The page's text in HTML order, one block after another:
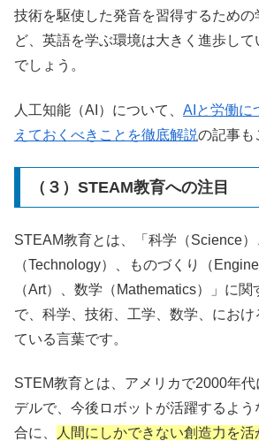
技術を駆使した発音を習得するため
ど、英語を学ぶ環境は大きく進歩し
でしょう。
人工知能（AI ）について、 AIと労働に
えておくべきことを徹底解説の記事も
（３）STEAM教育への注目
STEAM教育とは、「科学（Science
（Technology）、ものづくり（
（Art）、数学（ Mathematics）」に関
で、科学、技術、工学、数学、にお
ている言葉です。
STEM教育とは、アメリカで2000年代
デルで、今後ロボットが活躍するよ
合に、
人間にしかできない創造力を